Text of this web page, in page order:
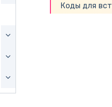
Коды для